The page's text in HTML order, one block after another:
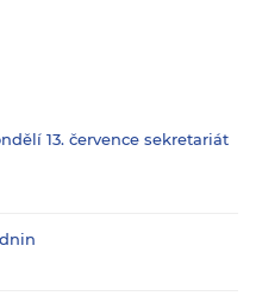
13. července sekretariát